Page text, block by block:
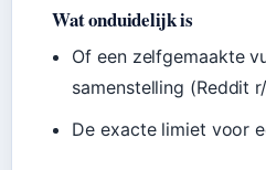
Wat onduidelijk is
Of een zelfgemaakte
samenstelling (Reddit
De exacte limiet voor